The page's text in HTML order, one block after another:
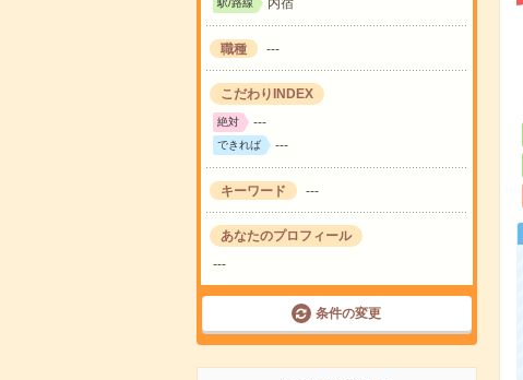
駅/路線 内宿
職種 ---
こだわりINDEX
絶対 ---
できれば ---
キーワード ---
あなたのプロフィール
---
条件の変更